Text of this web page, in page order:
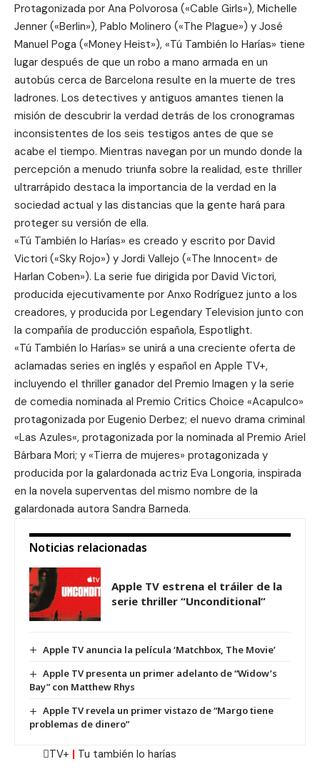
Protagonizada por Ana Polvorosa («Cable Girls»), Michelle
Jenner («Berlin»), Pablo Molinero («The Plague») y José
Manuel Poga («Money Heist»), «Tú También lo Harías» tiene
lugar después de que un robo a mano armada en un
autobús cerca de Barcelona resulte en la muerte de tres
ladrones. Los detectives y antiguos amantes tienen la
misión de descubrir la verdad detrás de los cronogramas
inconsistentes de los seis testigos antes de que se
acabe el tiempo. Mientras navegan por un mundo donde la
percepción a menudo triunfa sobre la realidad, este thriller
ultrarrápido destaca la importancia de la verdad en la
sociedad actual y las distancias que la gente hará para
proteger su versión de ella.
«Tú También lo Harías» es creado y escrito por David
Victori («Sky Rojo») y Jordi Vallejo («The Innocent» de
Harlan Coben»). La serie fue dirigida por David Victori,
producida ejecutivamente por Anxo Rodríguez junto a los
creadores, y producida por Legendary Television junto con
la compañía de producción española, Espotlight.
«Tú También lo Harías» se unirá a una creciente oferta de
aclamadas series en inglés y español en Apple TV+,
incluyendo el thriller ganador del Premio Imagen y la serie
de comedia nominada al Premio Critics Choice «Acapulco»
protagonizada por Eugenio Derbez; el nuevo drama criminal
«Las Azules«, protagonizada por la nominada al Premio Ariel
Bárbara Mori; y «Tierra de mujeres» protagonizada y
producida por la galardonada actriz Eva Longoria, inspirada
en la novela superventas del mismo nombre de la
galardonada autora Sandra Barneda.
Noticias relacionadas
Apple TV estrena el tráiler de la
serie thriller “Unconditional”
Apple TV anuncia la película ‘Matchbox, The Movie’
Apple TV presenta un primer adelanto de “Widow’s
Bay” con Matthew Rhys
Apple TV revela un primer vistazo de “Margo tiene
problemas de dinero”
TV+ | Tu también lo harías